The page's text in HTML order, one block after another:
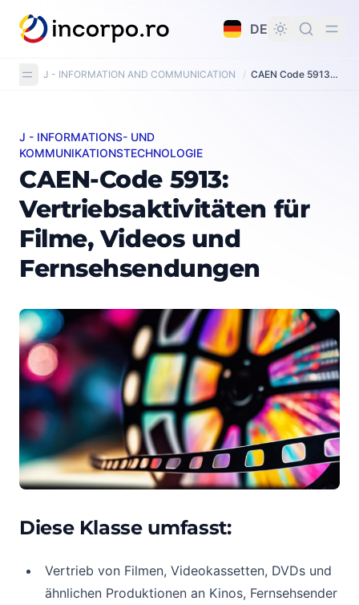
springen
DE
J - INFORMATION AND COMMUNICATION / CAEN Code 5913: Motion picture, video and television programme distribution activities
CAEN-Code 5913: Vertriebsaktivitäten für Filme,
J - INFORMATIONS- UND
KOMMUNIKATIONSTECHNOLOGIE
CAEN-Code 5913:
Vertriebsaktivitäten für
Filme, Videos und
Fernsehsendungen
Diese Klasse umfasst:
Vertrieb von Filmen, Videokassetten, DVDs und
ähnlichen Produktionen an Kinos, Fernsehsender